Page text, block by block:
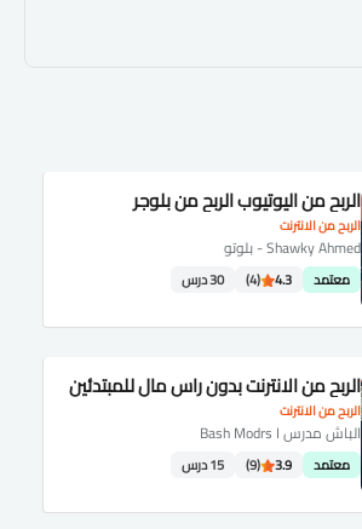
الربح من الانترنت
الربح من اليوتيوب الربح من بلوجر
Shawky Ahmed - بلوتو
معتمد 4.3
(4) 30 درس
الربح من الانترنت
الربح من الانترنت بدون راس مال للمبتدئين
الباش مدرس Bash Modrs I
معتمد 3.9
(9) 15 درس